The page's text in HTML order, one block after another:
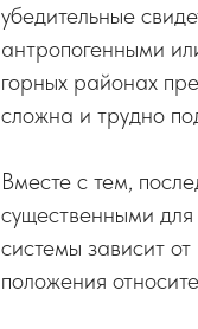
убедительные
антропогенными
горных районах
сложна и трудно
Вместе с тем,
существенными
системы зависит
положения